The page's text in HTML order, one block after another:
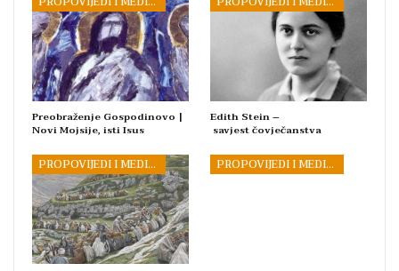
Preobraženje Gospodinovo |
Novi Mojsije, isti Isus
Edith Stein –
savjest čovječanstva
PROPOVIJEDI I MEDITACIJE PROPOVIJEDI I MEDITACIJE